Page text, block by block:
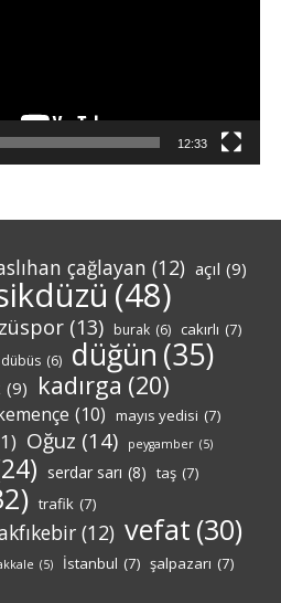
12:33
çağlayan (12) açıl (9)
(48)
(13) burak (6) cakırlı (7)
dübüs (6) düğün (35)
(9) kadırga (20)
(10) mayıs yedisi (7)
Oğuz (14) peygamber (5)
serdar sarı (8) taş (7)
trafik (7)
(12) vefat (30)
(5) İstanbul (7) şalpazarı (7)